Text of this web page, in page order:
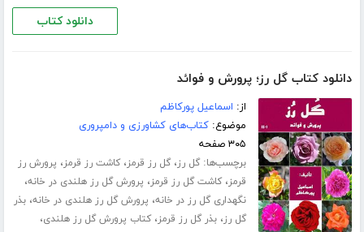
دانلود کتاب
دانلود کتاب گل رز؛ پرورش و فوائد
از: اسماعیل پورکاظم
موضوع:کتاب‌های کشاورزی و دامپروری
۳۰۵ صفحه
برچسب‌ها:گل رز،گل رز قرمز،کاشت رز قرمز، پرورش رز
قرمز،کاشت گل رز قرمز، پرورش گل رز هلندی در خانه،
نگهداری گل رز در خانه، پرورش گل رز هلندی در خانه،بذر
گل رز،بذر گل رز قرمز،کتاب پرورش گل رز هلندی،